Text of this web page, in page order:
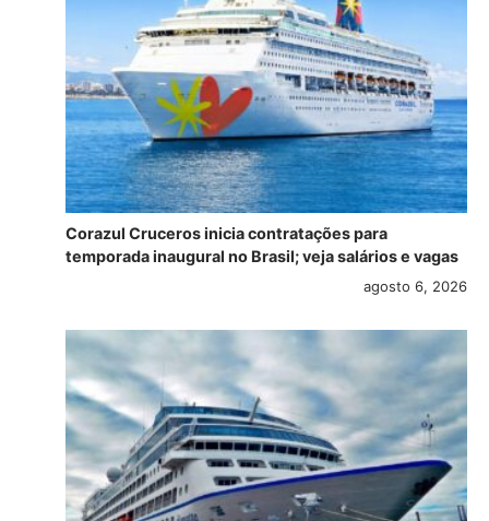
Corazul Cruceros inicia contratações para
temporada inaugural no Brasil; veja salários e vagas
agosto 6, 2026